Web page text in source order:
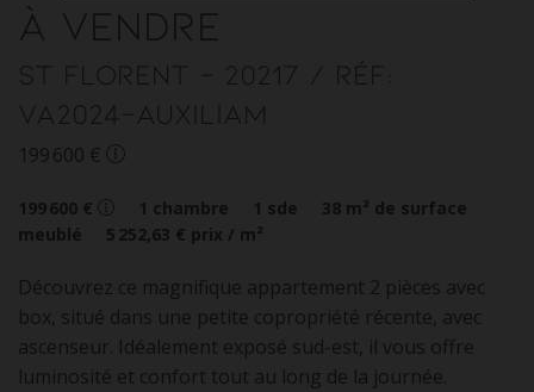
à vendre
St Florent - 20217 / Réf:
VA2024-AUXILIAM
199 600 €
199 600 € 1 chambre 1 sde 38 m² de surface
meublé
5 252,63 € prix / m²
Découvrez ce magnifique appartement 2 pièces avec
box, situé dans une petite copropriété récente, avec
ascenseur. Idéalement exposé sud-est, il vous offre
luminosité et confort tout au long de la journée.